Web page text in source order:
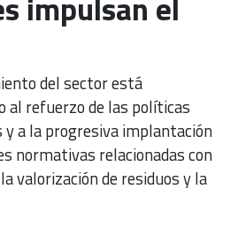
del sector está
al refuerzo de las políticas
a la progresiva implantación
normativas relacionadas con
valorización de residuos y la